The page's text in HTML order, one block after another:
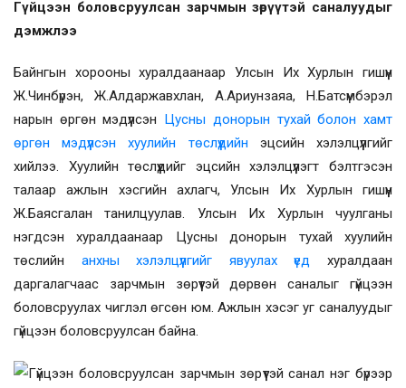
Гүйцээн боловсруулсан зарчмын зөрүүтэй саналуудыг
дэмжлээ
Байнгын хорооны хуралдаанаар Улсын Их Хурлын гишүүн
Ж.Чинбүрэн, Ж.Алдаржавхлан, А.Ариунзаяа, Н.Батсүмбэрэл
нарын өргөн мэдүүлсэн Цусны донорын тухай болон хамт
өргөн мэдүүлсэн хуулийн төслүүдийн эцсийн хэлэлцүүлгийг
хийлээ. Хуулийн төслүүдийг эцсийн хэлэлцүүлэгт бэлтгэсэн
талаар ажлын хэсгийн ахлагч, Улсын Их Хурлын гишүүн
Ж.Баясгалан танилцуулав. Улсын Их Хурлын чуулганы
нэгдсэн хуралдаанаар Цусны донорын тухай
хуулийн
төслийн анхны хэлэлцүүлгийг явуулах үед хуралдаан
даргалагчаас зарчмын зөрүүтэй дөрвөн саналыг гүйцээн
боловсруулах чиглэл өгсөн юм. Ажлын хэсэг уг саналуудыг
гүйцээн боловсруулсан байна.
Гүйцээн боловсруулсан зарчмын зөрүүтэй санал нэг бүрээр